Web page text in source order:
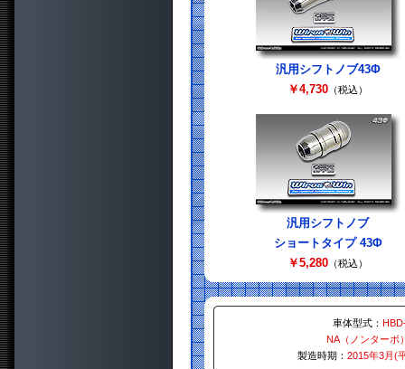
汎用シフトノブ43Φ
￥4,730 （税込）
汎用シフトノブ
ショートタイプ 43Φ
￥5,280 （税込）
車体型式：
NA（ノンターボ
製造時期： 2015年3月(